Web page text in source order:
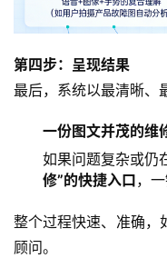
第四步：呈现结果
最后，系统以最清晰、
一份图文并茂的维
如果问题复杂或仍
修”的快捷入口，
整个过程快速、准确，
顾问。